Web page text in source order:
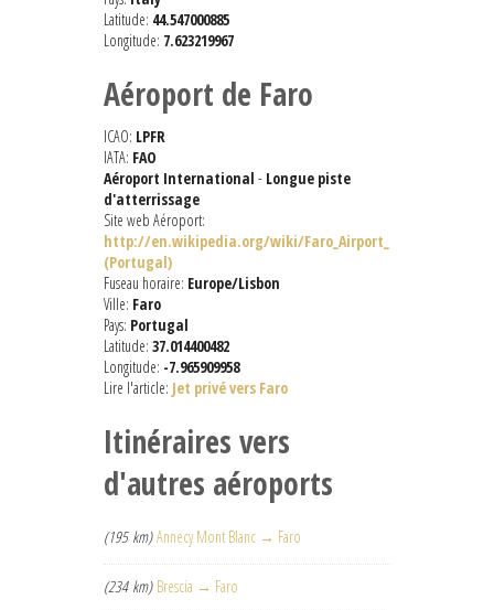
Latitude: 44.547000885
Longitude: 7.623219967
Aéroport de Faro
ICAO: LPFR
IATA: FAO
Aéroport International - Longue piste
d'atterrissage
Site web Aéroport:
http://en.wikipedia.org/wiki/Faro_Airport_
(Portugal)
Fuseau horaire: Europe/Lisbon
Ville: Faro
Pays: Portugal
Latitude: 37.014400482
Longitude: -7.965909958
Lire l'article: Jet privé vers Faro
Itinéraires vers
d'autres aéroports
(195 km) Annecy Mont Blanc → Faro
(234 km) Brescia → Faro